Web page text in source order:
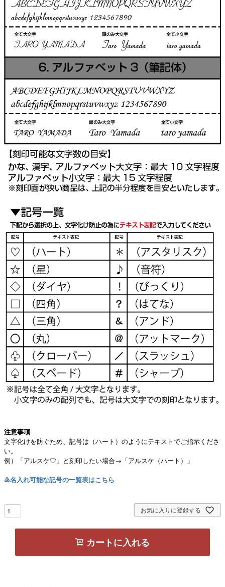
注意事項
文字化けを防ぐため、記号は（ハート）のようにテキストでご指示くださ
い。
例）「アルスケ♡」と刻印したい場合→「アルスケ（ハート）」
♳名入れ可能な記号の一覧表はこちら
お気に入りに登録する
カートに入れる